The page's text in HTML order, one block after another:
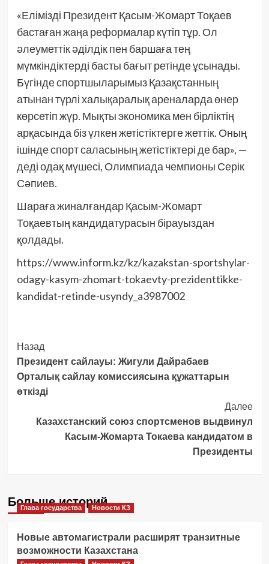
«Елімізді Президент Қасым-Жомарт Тоқаев
бастаған жаңа реформалар күтіп тұр. Ол
әлеуметтік әділдік пен баршаға тең
мүмкіндіктерді басты бағыт ретінде ұсынады.
Бүгінде спортшыларымыз Қазақстанның
атынан түрлі халықаралық ареналарда өнер
көрсетіп жүр. Мықты экономика мен бірліктің
арқасында біз үлкен жетістіктерге жеттік. Оның
ішінде спорт саласының жетістіктері де бар», —
деді одақ мүшесі, Олимпиада чемпионы Серік
Сәпиев.
Шараға жиналғандар Қасым-Жомарт
Тоқаевтың кандидатурасын бірауыздан
қолдады.
https://www.inform.kz/kz/kazakstan-sportshylar-
odagy-kasym-zhomart-tokaevty-prezidenttikke-
kandidat-retinde-usyndy_a3987002
Post
Navigation
Назад
Президент сайлауы: Жигули Дайрабаев
Орталық сайлау комиссиясына құжаттарын
өткізді
Далее
Казахстанский союз спортсменов выдвинул
Касым-Жомарта Токаева кандидатом в
Президенты
Больше историй
Глава государства Новости КЗ
Новые автомагистрали расширят транзитные
возможности Казахстана